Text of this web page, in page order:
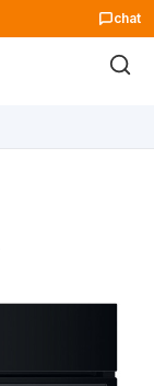
chat